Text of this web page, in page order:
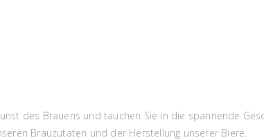
des Brauens und tauchen Sie in die spannende
Brauzutaten und der Herstellung unserer Biere.